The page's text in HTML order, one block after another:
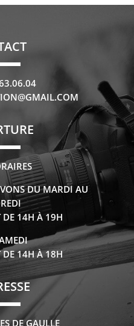
DU MARDI AU
DE 14H À 19H
DE 14H À 18H
DE GAULLE